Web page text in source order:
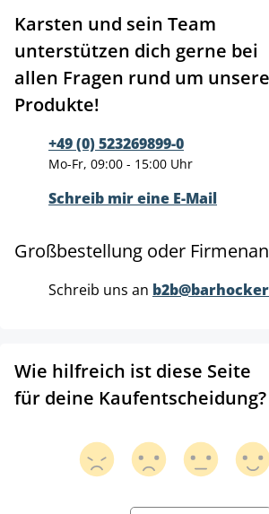
Karsten und sein Team
unterstützen dich gerne bei
allen Fragen rund um unsere
Produkte!
+49 (0) 523269899-0
Mo-Fr, 09:00 - 15:00 Uhr
Schreib mir eine E-Mail
Großbestellung oder
Schreib uns an
Wie hilfreich ist diese Seite
für deine Kaufentscheidung?